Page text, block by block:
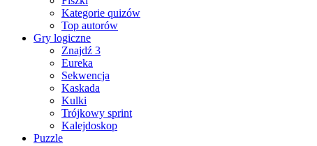
Kategorie quizów
Top autorów
Gry logiczne
Znajdź 3
Eureka
Sekwencja
Kaskada
Kulki
Trójkowy sprint
Kalejdoskop
Puzzle